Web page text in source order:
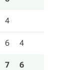
4
6 4
7 6